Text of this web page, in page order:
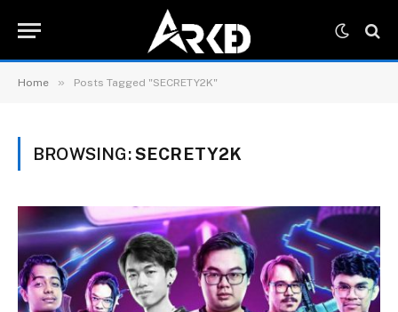
Home » Posts Tagged "SECRETY2K"
BROWSING:SECRETY2K